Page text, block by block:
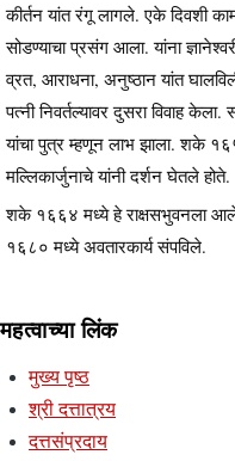
कीर्तन यांत रंगू लागले. एके दिवशी
सोडण्याचा प्रसंग आला. यांना
व्रत, आराधना, अनुष्ठान यांत
पत्नी निवर्तल्यावर दुसरा विवाह
यांचा पुत्र म्हणून लाभ झाला. शके
मल्लिकार्जुनाचे यांनी दर्शन घेतले होते.
शके १६६४ मध्ये हे राक्षसभुवनला
१६८० मध्ये अवतारकार्य संपविले.
महत्वाच्या लिंक
मुख्य पृष्ठ
श्री दत्तात्रय
दत्तसंप्रदाय